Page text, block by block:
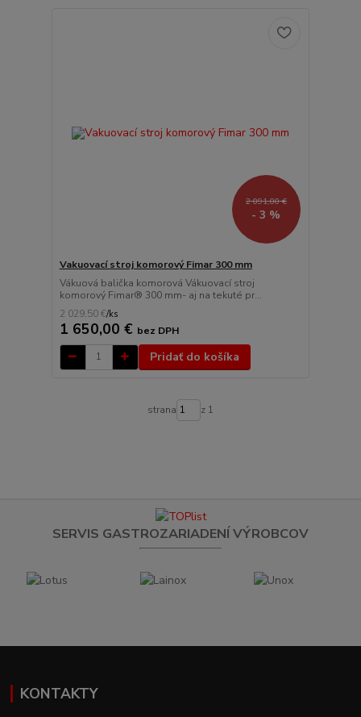
2 091,00 €
- 3 %
Vakuovací stroj komorový Fimar 300 mm
Vákuová balička komorová Vákuovací stroj
komorový Fimar® 300 mm- aj na tekuté pr...
2 029,50 €/ks
1 650,00 € bez DPH
Pridať do košíka
strana z 1
SERVIS GASTROZARIADENÍ VÝROBCOV
KONTAKTY